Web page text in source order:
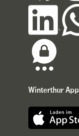
Winterthur App